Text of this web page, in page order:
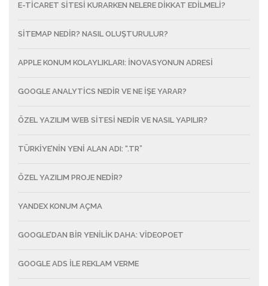
E-TICARET SITESI KURARKEN NELERE DIKKAT EDILMELI?
SITEMAP NEDIR? NASIL OLUŞTURULUR?
APPLE KONUM KOLAYLIKLARI: İNOVASYONUN ADRESI
GOOGLE ANALYTICS NEDIR VE NE İŞE YARAR?
ÖZEL YAZILIM WEB SITESI NEDIR VE NASIL YAPILIR?
TÜRKIYE’NIN YENI ALAN ADI: “.TR”
ÖZEL YAZILIM PROJE NEDIR?
YANDEX KONUM AÇMA
GOOGLE’DAN BIR YENILIK DAHA: VIDEOPOET
GOOGLE ADS ILE REKLAM VERME